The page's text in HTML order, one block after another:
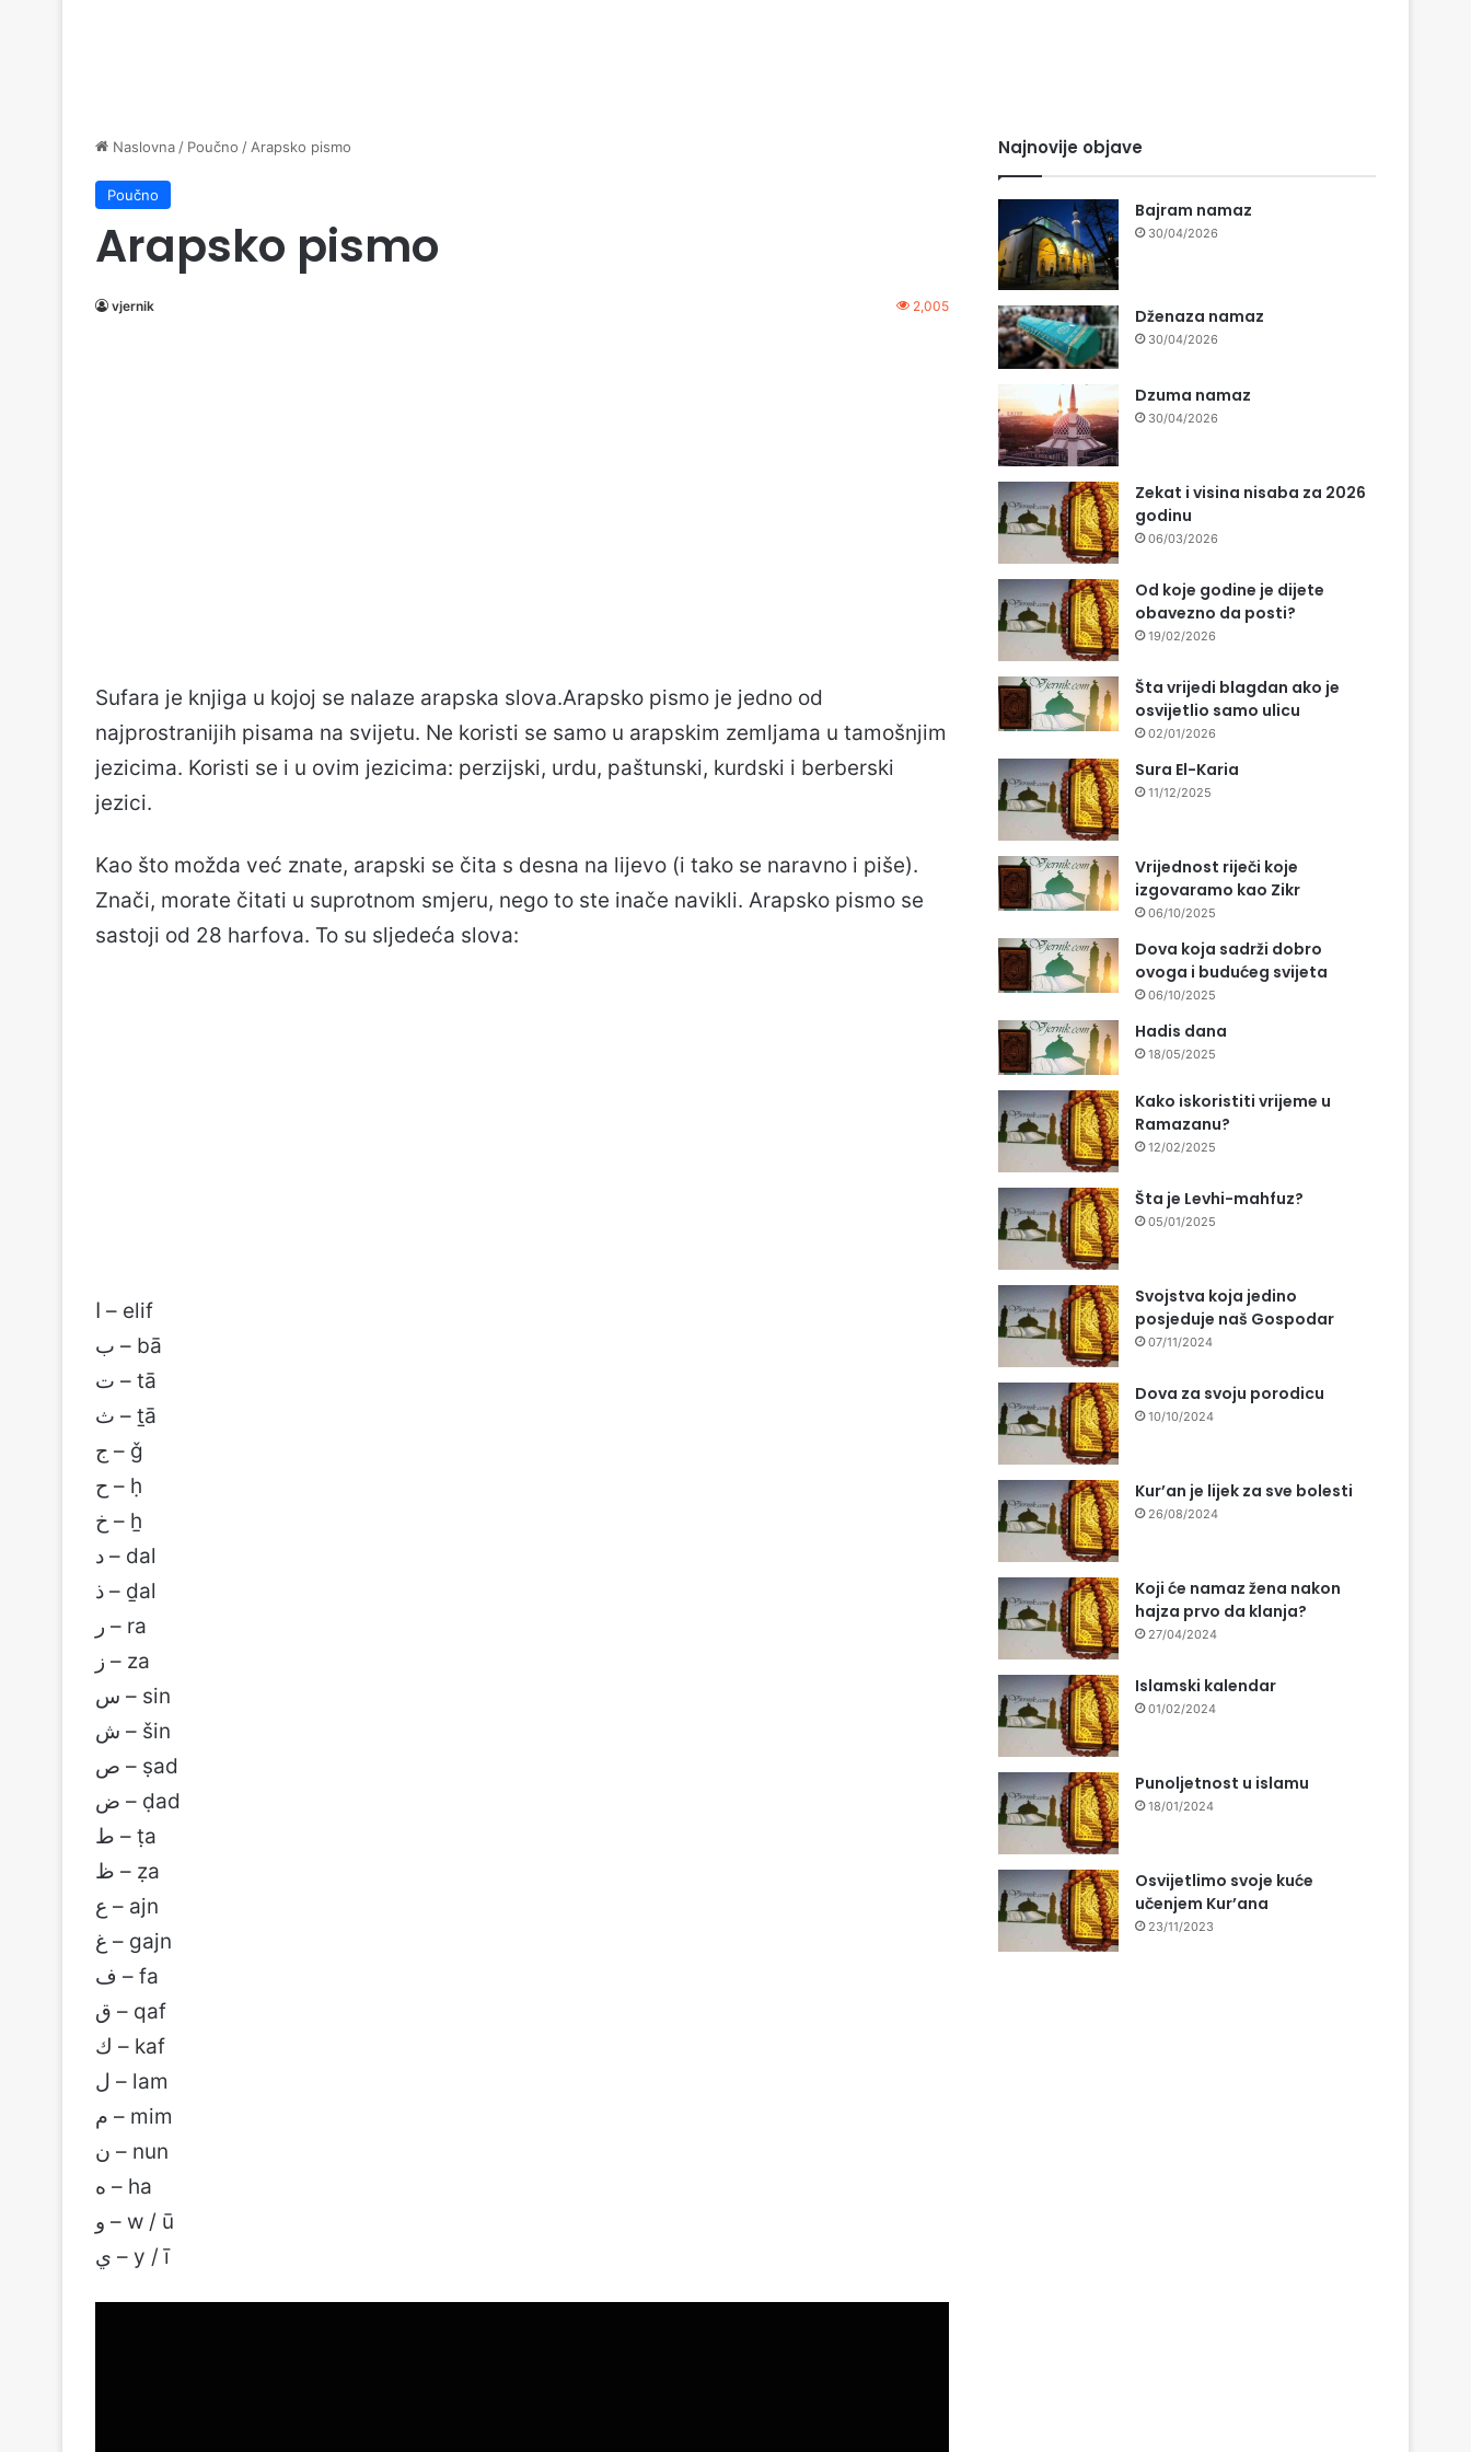
Naslovna / Poučno / Arapsko pismo
Poučno
Arapsko pismo
vjernik 2,005
Sufara je knjiga u kojoj se nalaze arapska slova.Arapsko pismo je jedno od
najprostranijih pisama na svijetu. Ne koristi se samo u arapskim zemljama u tamošnjim
jezicima. Koristi se i u ovim jezicima: perzijski, urdu, paštunski, kurdski i berberski
jezici.
Kao što možda već znate, arapski se čita s desna na lijevo (i tako se naravno i piše).
Znači, morate čitati u suprotnom smjeru, nego to ste inače navikli. Arapsko pismo se
sastoji od 28 harfova. To su sljedeća slova:
ا – elif
ب – bā
ت – tā
ث – ṯā
ج – ǧ
ح – ḥ
خ – ẖ
د – dal
ذ – ḏal
ر – ra
ز – za
س – sin
ش – šin
ص – ṣad
ض – ḍad
ط – ṭa
ظ – ẓa
ع – ajn
غ – gajn
ف – fa
ق – qaf
ك – kaf
ل – lam
م – mim
ن – nun
ه – ha
و – w / ū
ي – y / ī
Najnovije objave
Bajram namaz
30/04/2026
Dženaza namaz
30/04/2026
Dzuma namaz
30/04/2026
Zekat i visina nisaba za 2026
godinu
06/03/2026
Od koje godine je dijete
obavezno da posti?
19/02/2026
Šta vrijedi blagdan ako je
osvijetlio samo ulicu
02/01/2026
Sura El-Karia
11/12/2025
Vrijednost riječi koje
izgovaramo kao Zikr
06/10/2025
Dova koja sadrži dobro
ovoga i budućeg svijeta
06/10/2025
Hadis dana
18/05/2025
Kako iskoristiti vrijeme u
Ramazanu?
12/02/2025
Šta je Levhi-mahfuz?
05/01/2025
Svojstva koja jedino
posjeduje naš Gospodar
07/11/2024
Dova za svoju porodicu
10/10/2024
Kur’an je lijek za sve bolesti
26/08/2024
Koji će namaz žena nakon
hajza prvo da klanja?
27/04/2024
Islamski kalendar
01/02/2024
Punoljetnost u islamu
18/01/2024
Osvijetlimo svoje kuće
učenjem Kur’ana
23/11/2023